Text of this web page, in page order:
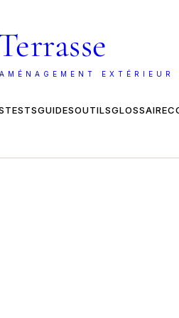
EXTÉRIEUR
TESTSGUIDESOUTILSGLOSSAIRE